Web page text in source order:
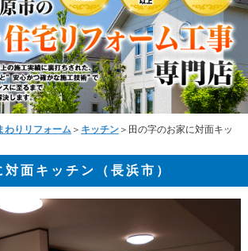
わりリフォーム ＞ キッチン＞田の字のお家に対面キッ
面キッチン（長浜市）